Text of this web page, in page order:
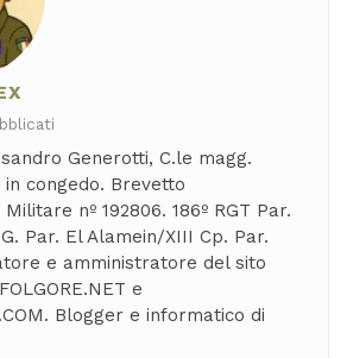
Generotti, C.le magg.
congedo. Brevetto
nº 192806. 186º RGT Par.
Par. El Alamein/XIII Cp. Par.
e amministratore del sito
e
Blogger e informatico di